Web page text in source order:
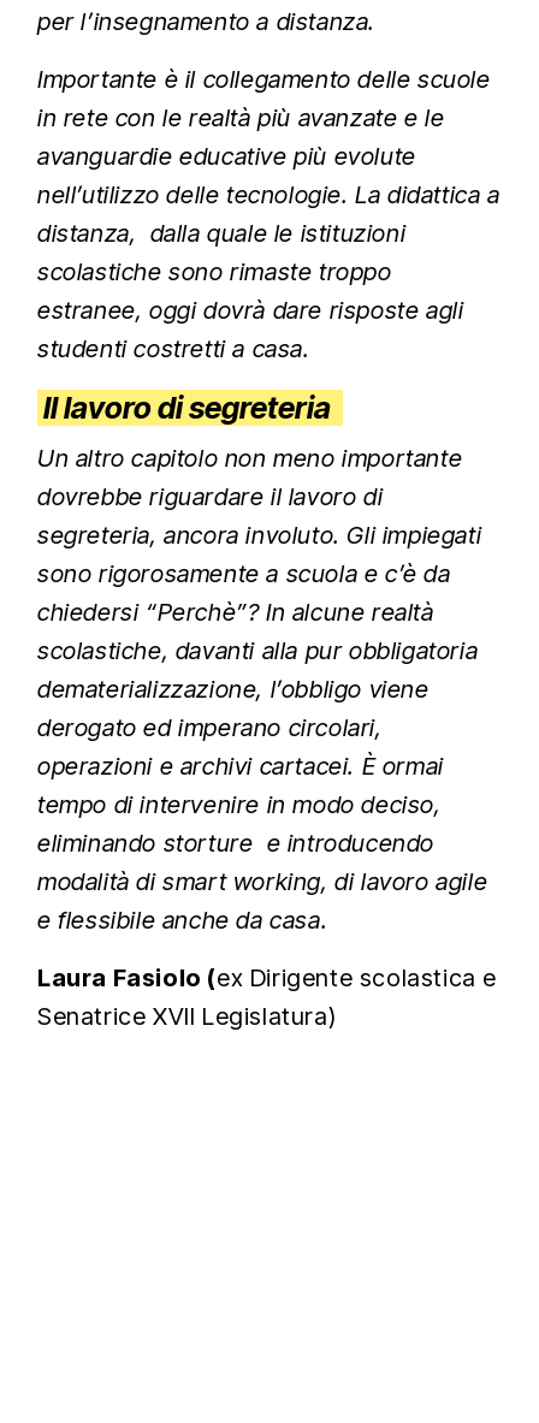
per l’insegnamento a distanza.
Importante è il collegamento delle scuole
in rete con le realtà più avanzate e le
avanguardie educative più evolute
nell’utilizzo delle tecnologie. La didattica a
distanza, dalla quale le istituzioni
scolastiche sono rimaste troppo
estranee, oggi dovrà dare risposte agli
studenti costretti a casa.
Il lavoro di segreteria
Un altro capitolo non meno importante
dovrebbe riguardare il lavoro di
segreteria, ancora involuto. Gli impiegati
sono rigorosamente a scuola e c’è da
chiedersi “Perchè”? In alcune realtà
scolastiche, davanti alla pur obbligatoria
dematerializzazione, l’obbligo viene
derogato ed imperano circolari,
operazioni e archivi cartacei. È ormai
tempo di intervenire in modo deciso,
eliminando storture e introducendo
modalità di smart working, di lavoro agile
e flessibile anche da casa.
Laura Fasiolo (ex Dirigente scolastica e
Senatrice XVII Legislatura)